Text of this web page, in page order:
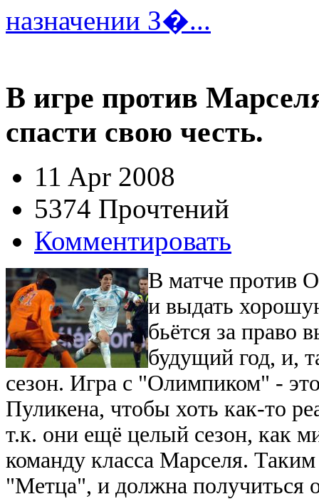
назначении З�...
В игре против
спасти свою честь.
11 Apr 2008
5374 Прочтений
Комментировать
В матче против
и выдать
бьётся за право
будущий год, и,
сезон. Игра с "Олимпиком" -
Пуликена, чтобы хоть как-то
т.к. они ещё целый сезон, как
команду класса Марселя.
"Метца", и должна получиться